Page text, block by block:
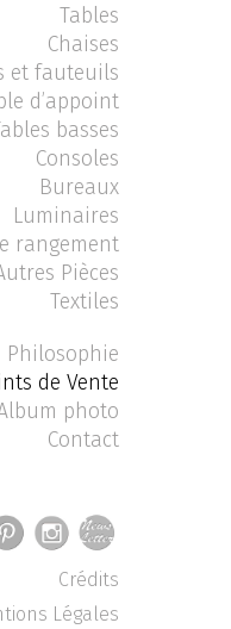
Tables
Chaises
et fauteuils
d’appoint
basses
Consoles
Bureaux
Luminaires
rangement
Pièces
Textiles
Philosophie
de Vente
photo
Contact
Crédits
Légales